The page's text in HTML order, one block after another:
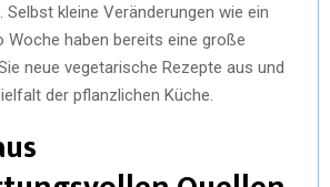
kleine Veränderungen wie ein
Woche haben bereits eine große
neue vegetarische Rezepte aus und
der pflanzlichen Küche.